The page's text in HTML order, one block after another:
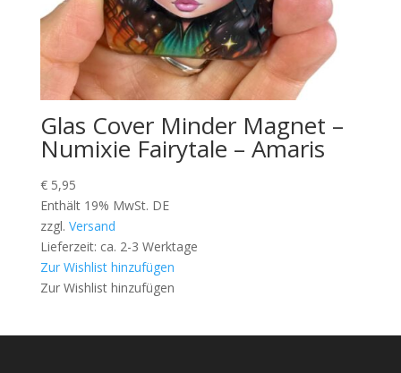
Glas Cover Minder Magnet –
Numixie Fairytale – Amaris
€5,95
Enthält 19% MwSt. DE
zzgl. Versand
Lieferzeit: ca. 2-3 Werktage
Zur Wishlist hinzufügen
Zur Wishlist hinzufügen